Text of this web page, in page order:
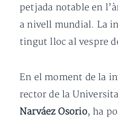
petjada notable en
a nivell mundial. La
tingut lloc al vespre
En el moment de la
rector de la
Narváez Osorio, ha